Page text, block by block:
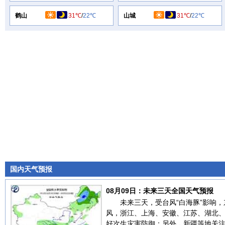
鹤山 31℃/22℃ 山城 31℃/22℃
国内天气预报
08月09日：未来三天全国天气预报
未来三天，受台风“白海豚”影响
风，浙江、上海、安徽、江苏、湖北